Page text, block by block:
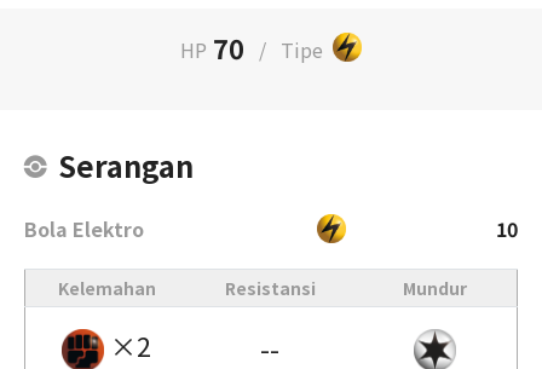
HP 70 / Tipe
Serangan
Bola Elektro 10
Kelemahan Resistansi Mundur
×2 --